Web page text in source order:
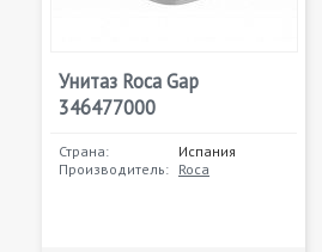
Унитаз Roca Gap
346477000
Страна:
Испания
Производитель: Roca